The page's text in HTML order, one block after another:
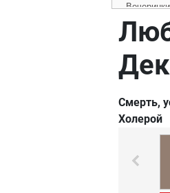
Вечеринки
Смерть,
Холерой